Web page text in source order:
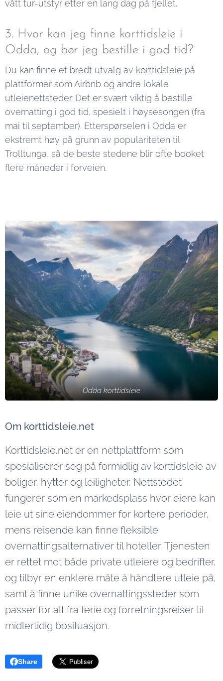
vått tur-utstyr etter en lang dag på fjellet.
3. Hvor kan jeg finne korttidsleie i
Odda, og bør jeg bestille i god tid?
Du kan finne et bredt utvalg av korttidsleie på
plattformer som Airbnb og andre lokale
utleienettsteder. Det er svært viktig å bestille
overnatting i god tid, spesielt i høysesongen (fra
mai til september). Etterspørselen i Odda er
ekstremt høy på grunn av populariteten til
Trolltunga, så de beste stedene blir ofte booket
flere måneder i forveien.
Odda korttidsleie
Om korttidsleie.net
Korttidsleie.net er en nettplattform som
spesialiserer seg på formidlig av korttidsleie av
boliger, hytter og leiligheter. Nettstedet
fungerer som en markedsplass hvor eiere kan
leie ut sine eiendommer for kortere perioder,
mens reisende kan finne fleksible
overnattingsalternativer til hoteller. Tjenesten
er rettet mot både private utleiere og bedrifter,
og tilbyr en enklere måte å håndtere utleie på,
samt å finne unike overnattingssteder som
passer for alt fra ferie og forretningsreiser til
midlertidig bosituasjon.
Share